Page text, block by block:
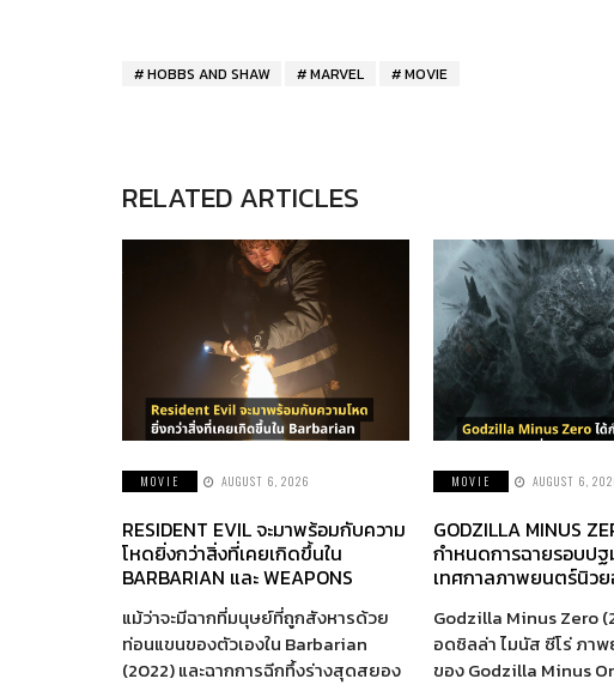
HOBBS AND SHAW MARVEL MOVIE
RELATED ARTICLES
MOVIE AUGUST 6, 2026
RESIDENT EVIL จะมาพร้อมกับความ
โหดยิ่งกว่าสิ่งที่เคยเกิดขึ้นใน
BARBARIAN และ WEAPONS
แม้ว่าจะมีฉากที่มนุษย์ที่ถูกสังหารด้วย
ท่อนแขนของตัวเองใน Barbarian
(2022) และฉากการฉีกทึ้งร่างสุดสยอง
MOVIE AUGUST 6,
GODZILLA MINUS
กำหนดการฉายรอบป
เทศกาลภาพยนตร์นิว
Godzilla Minus Zero
อดซิลล่า ไมนัส ซีโร่ ภา
ของ Godzilla Minus